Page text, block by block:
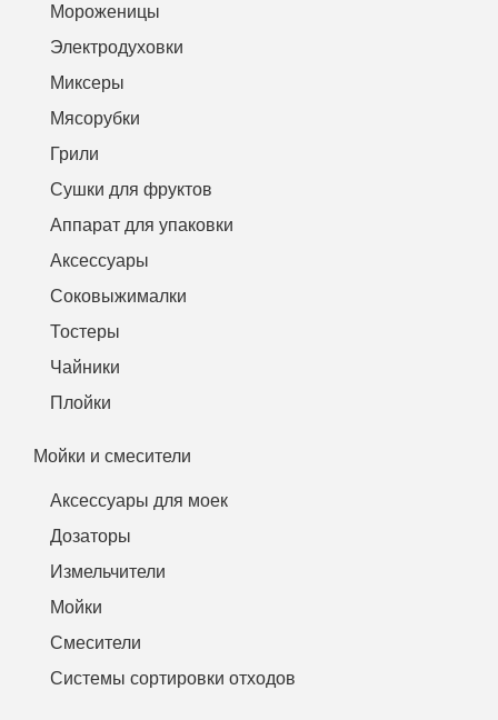
Мороженицы
Электродуховки
Миксеры
Мясорубки
Грили
Сушки для фруктов
Аппарат для упаковки
Аксессуары
Соковыжималки
Тостеры
Чайники
Плойки
Мойки и смесители
Аксессуары для моек
Дозаторы
Измельчители
Мойки
Смесители
Системы сортировки отходов